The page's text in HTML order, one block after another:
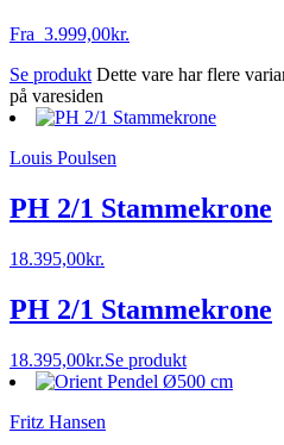
Fra 3.999,00kr.
Se produkt Dette vare har flere
på varesiden
Louis Poulsen
PH 2/1 Stammekrone
18.395,00kr.
PH 2/1 Stammekrone
18.395,00kr.Se produkt
Fritz Hansen